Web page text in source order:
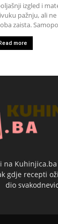
izgled i
pažnju, ali
zaista.
more
na
gdje recepti
dio